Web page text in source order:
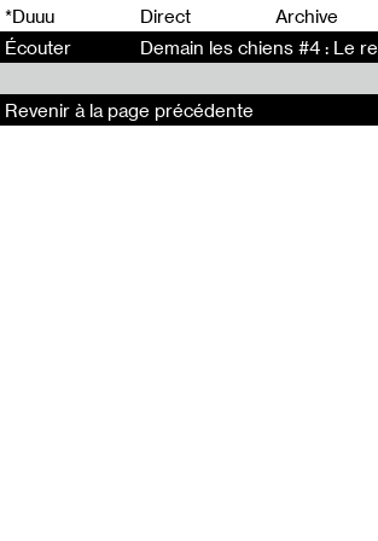
*Duuu Direct Archive
Écouter
Demain les chiens #4 : Le
Revenir à la page précédente